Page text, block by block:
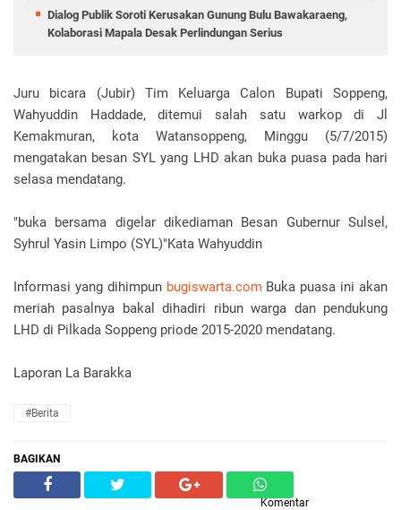
Dialog Publik Soroti Kerusakan Gunung Bulu Bawakaraeng,
Kolaborasi Mapala Desak Perlindungan Serius
Juru bicara (Jubir) Tim Keluarga Calon Bupati Soppeng,
Wahyuddin Haddade, ditemui salah satu warkop di Jl
Kemakmuran, kota Watansoppeng, Minggu (5/7/2015)
mengatakan besan SYL yang LHD akan buka puasa pada hari
selasa mendatang.
"buka bersama digelar dikediaman Besan Gubernur Sulsel,
Syhrul Yasin Limpo (SYL)"Kata Wahyuddin
Informasi yang dihimpun bugiswarta.comBuka puasa ini akan
meriah pasalnya bakal dihadiri ribun warga dan pendukung
LHD di Pilkada Soppeng priode 2015-2020 mendatang.
Laporan La Barakka
#Berita
BAGIKAN
Komentar